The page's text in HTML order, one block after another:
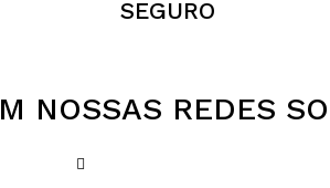
SEGURO
NOSSAS REDES